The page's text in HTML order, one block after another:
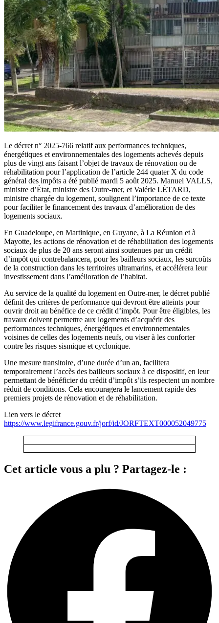
Le décret n° 2025-766 relatif aux performances techniques,
énergétiques et environnementales des logements achevés depuis
plus de vingt ans faisant l’objet de travaux de rénovation ou de
réhabilitation pour l’application de l’article 244 quater X du code
général des impôts a été publié mardi 5 août 2025. Manuel VALLS,
ministre d’État, ministre des Outre-mer, et Valérie LÉTARD,
ministre chargée du logement, soulignent l’importance de ce texte
pour faciliter le financement des travaux d’amélioration de des
logements sociaux.
En Guadeloupe, en Martinique, en Guyane, à La Réunion et à
Mayotte, les actions de rénovation et de réhabilitation des logements
sociaux de plus de 20 ans seront ainsi soutenues par un crédit
d’impôt qui contrebalancera, pour les bailleurs sociaux, les surcoûts
de la construction dans les territoires ultramarins, et accélérera leur
investissement dans l’amélioration de l’habitat.
Au service de la qualité du logement en Outre-mer, le décret publié
définit des critères de performance qui devront être atteints pour
ouvrir droit au bénéfice de ce crédit d’impôt. Pour être éligibles, les
travaux doivent permettre aux logements d’acquérir des
performances techniques, énergétiques et environnementales
voisines de celles des logements neufs, ou viser à les conforter
contre les risques sismique et cyclonique.
Une mesure transitoire, d’une durée d’un an, facilitera
temporairement l’accès des bailleurs sociaux à ce dispositif, en leur
permettant de bénéficier du crédit d’impôt s’ils respectent un nombre
réduit de conditions. Cela encouragera le lancement rapide des
premiers projets de rénovation et de réhabilitation.
Lien vers le décret
https://www.legifrance.gouv.fr/jorf/id/JORFTEXT000052049775
Cet article vous a plu ? Partagez-le :